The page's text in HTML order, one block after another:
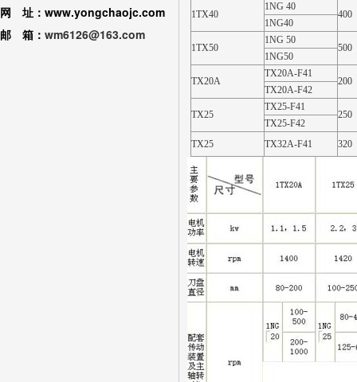
网 址：www.yongchaojc.com
邮 箱： wm6126@163.com
1TX40
1NG 40
400
1NG40
1TX50
1NG 50
500
1NG50
TX20A
TX20A-F41
200
TX20A-F42
TX25
TX25-F41
250
TX25-F42
TX25
TX32A-F41 320